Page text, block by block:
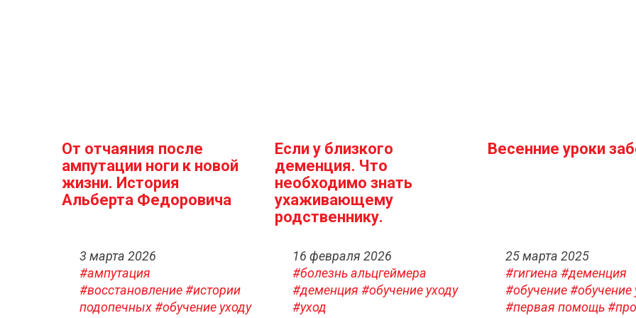
От отчаяния после
ампутации ноги к новой
жизни. История
Альберта Федоровича
3 марта 2026
#ампутация
#восстановление#истории
подопечных#обучение уходу
Если у близкого
деменция. Что
необходимо знать
ухаживающему
родственнику.
16 февраля 2026
#болезнь альцгеймера
#деменция #обучение уходу
#уход
Весенние уроки
25 марта 2025
#гигиена #деменция
#обучение#обучение
#первая помощь